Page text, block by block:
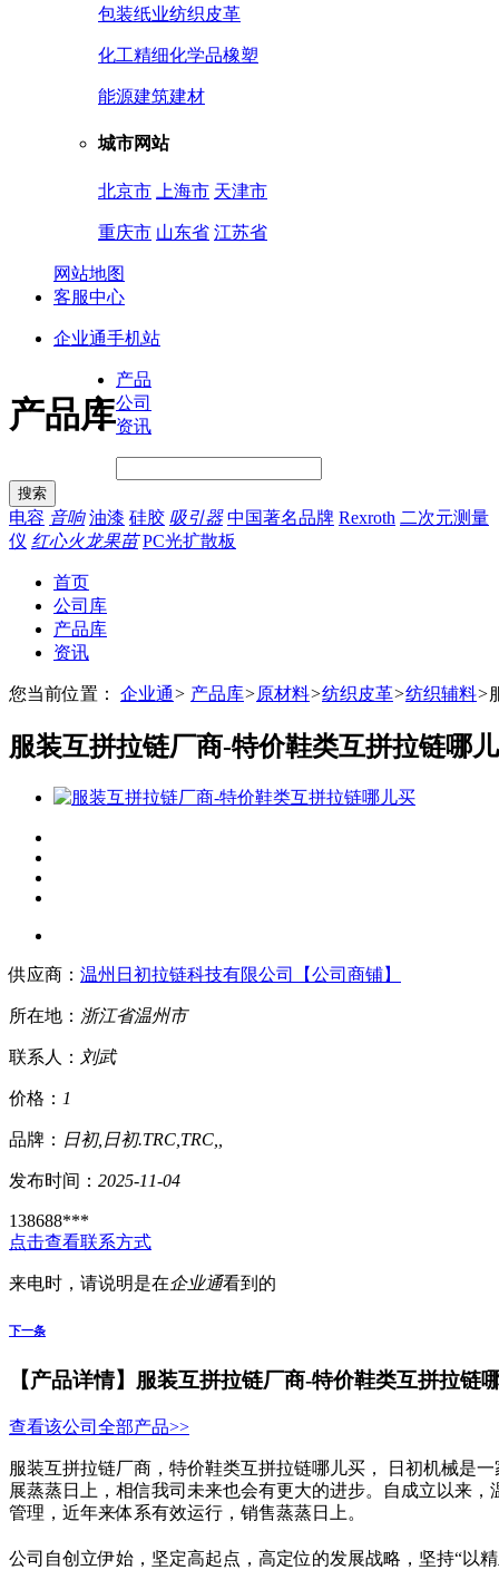
包装纸业纺织皮革
化工精细化学品橡塑
能源建筑建材
城市网站
北京市 上海市 天津市
重庆市 山东省 江苏省
网站地图
客服中心
企业通手机站
产品库
产品
公司
资讯
电容 音响 油漆 硅胶 吸引器 中国著名品牌 Rexroth 二次元测量
仪 红心火龙果苗 PC光扩散板
首页
公司库
产品库
资讯
您当前位置： 企业通> 产品库>原材料>纺织皮革>纺织辅料>
服装互拼拉链厂商-特价鞋类互拼拉链哪
供应商： 温州日初拉链科技有限公司【公司商铺】
所在地： 浙江省温州市
联系人： 刘武
价格： 1
品牌： 日初,日初.TRC,TRC,,
发布时间： 2025-11-04
138688***
点击查看联系方式
来电时，请说明是在企业通看到的
下一条
【产品详情】 服装互拼拉链厂商-特价鞋类互拼拉链
查看该公司全部产品>>
服装互拼拉链厂商，特价鞋类互拼拉链哪儿买， 日初机械是
展蒸蒸日上，相信我司未来也会有更大的进步。自成立以来
管理，近年来体系有效运行，销售蒸蒸日上。
公司自创立伊始，坚定高起点，高定位的发展战略，坚持“以